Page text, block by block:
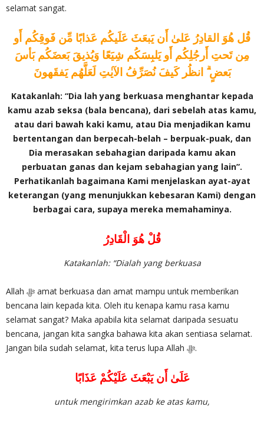
selamat sangat.
قُل هُوَ القادِرُ عَلىٰ أَن يَبعَثَ عَلَيكُم عَذابًا مِّن فَوقِكُم أَو
مِن تَحتِ أَرجُلِكُم أَو يَلبِسَكُم شِيَعًا وَيُذيقَ بَعضَكُم بَأسَ
بَعضٍ ۗ انظُر كَيفَ نُصَرِّفُ الآيٰتِ لَعَلَّهُم يَفقَهونَ
Katakanlah: “Dia lah yang berkuasa menghantar kepada
kamu azab seksa (bala bencana), dari sebelah atas kamu,
atau dari bawah kaki kamu, atau Dia menjadikan kamu
bertentangan dan berpecah-belah – berpuak-puak, dan
Dia merasakan sebahagian daripada kamu akan
perbuatan ganas dan kejam sebahagian yang lain”.
Perhatikanlah bagaimana Kami menjelaskan ayat-ayat
keterangan (yang menunjukkan kebesaran Kami) dengan
berbagai cara, supaya mereka memahaminya.
قُلْ هُوَ الْقَادِرُ
Katakanlah: “Dialah yang berkuasa
Allah ‎ﷻ amat berkuasa dan amat mampu untuk memberikan
bencana lain kepada kita. Oleh itu kenapa kamu rasa kamu
selamat sangat? Maka apabila kita selamat daripada sesuatu
bencana, jangan kita sangka bahawa kita akan sentiasa selamat.
Jangan bila sudah selamat, kita terus lupa Allah ‎ﷻ.
عَلَىٰ أَن يَبْعَثَ عَلَيْكُمْ عَذَابًا
untuk mengirimkan azab ke atas kamu,